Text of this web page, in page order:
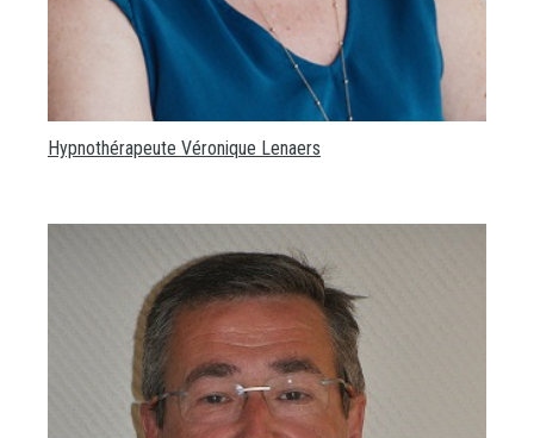
Hypnothérapeute Véronique Lenaers